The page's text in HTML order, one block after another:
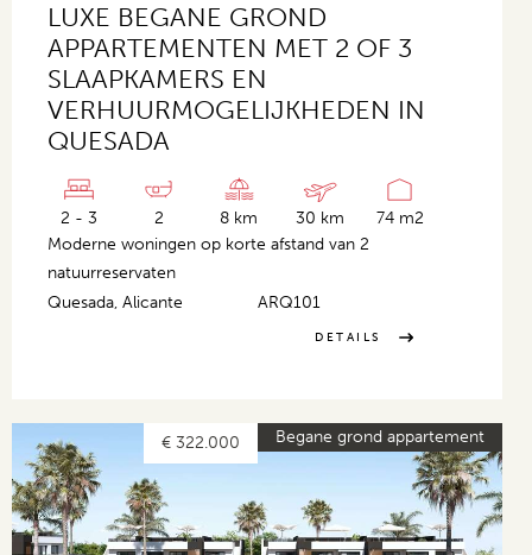
LUXE BEGANE GROND
APPARTEMENTEN MET 2 OF 3
SLAAPKAMERS EN
VERHUURMOGELIJKHEDEN IN
QUESADA
2 - 3 2 8 km 30 km
74 m2
Moderne woningen op korte afstand van 2
natuurreservaten
Quesada, Alicante
ARQ101
DETAILS
Begane grond appartement
€ 322.000